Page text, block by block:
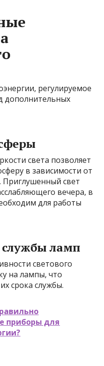
регулируемое
дополнительных
света позволяет
в зависимости от
Приглушенный свет
вечера, в
для работы
службы ламп
светового
на лампы, что
срока службы.
приборы для